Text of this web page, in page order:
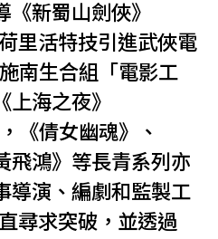
新蜀山劍俠》
里活特技引進武俠電
南生合組「電影工
海之夜》
《倩女幽魂》、
飛鴻》等長青系列亦
導演、編劇和監製工
尋求突破，並透過